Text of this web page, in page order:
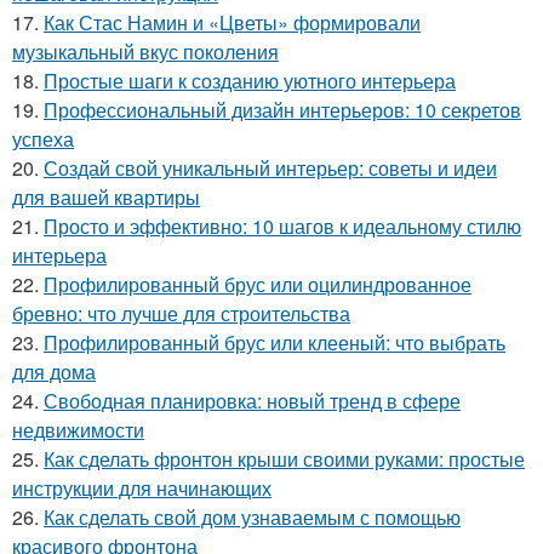
17. Как Стас Намин и «Цветы» формировали
музыкальный вкус поколения
18. Простые шаги к созданию уютного интерьера
19. Профессиональный дизайн интерьеров: 10 секретов
успеха
20. Создай свой уникальный интерьер: советы и идеи
для вашей квартиры
21. Просто и эффективно: 10 шагов к идеальному стилю
интерьера
22. Профилированный брус или оцилиндрованное
бревно: что лучше для строительства
23. Профилированный брус или клееный: что выбрать
для дома
24. Свободная планировка: новый тренд в сфере
недвижимости
25. Как сделать фронтон крыши своими руками: простые
инструкции для начинающих
26. Как сделать свой дом узнаваемым с помощью
красивого фронтона